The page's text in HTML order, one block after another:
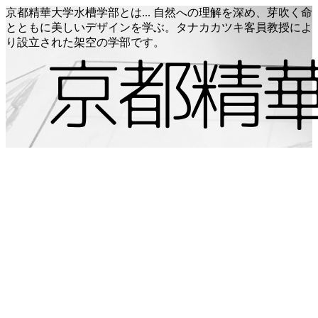
京都精華大学水槽学部とは... 自然への理解を深め、芽吹く命
とともに美しいデザインを学ぶ。タナカカツキ客員教授によ
り設立された架空の学部です。